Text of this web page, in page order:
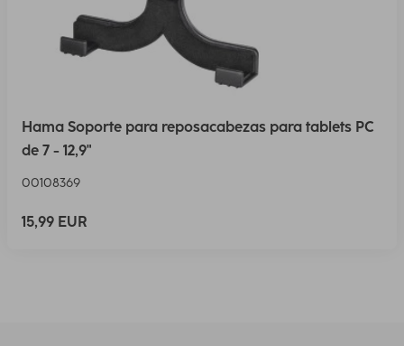
Hama Soporte para reposacabezas para tablets PC
de 7 - 12,9"
00108369
15,99 EUR